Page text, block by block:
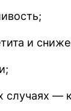
и
случаях —